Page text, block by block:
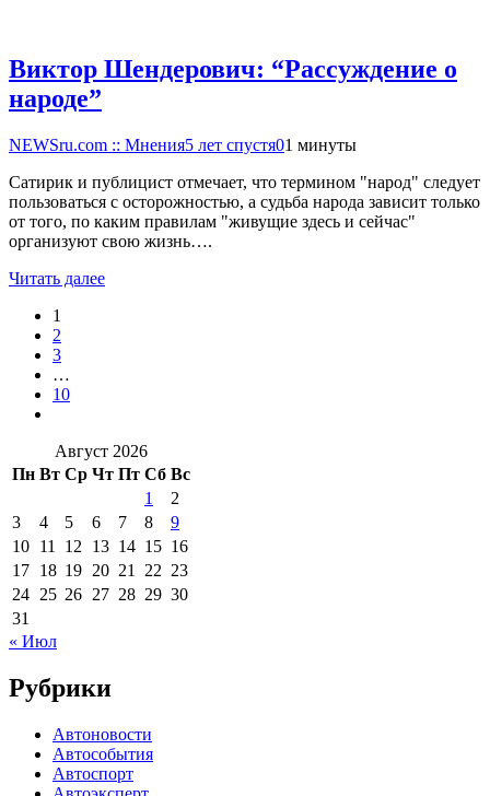
Виктор Шендерович: “Рассуждение о
народе”
NEWSru.com :: Мнения5 лет спустя01 минуты
Сатирик и публицист отмечает, что термином "народ" следует
пользоваться с осторожностью, а судьба народа зависит только
от того, по каким правилам "живущие здесь и сейчас"
организуют свою жизнь….
Читать далее
1
2
3
…
10
Август 2026
Пн Вт Ср Чт Пт Сб Вс
1
2
3
4 5 6 7 8
9
10 11 12 13 14 15 16
17 18 19 20 21 22 23
24 25 26 27 28 29 30
31
« Июл
Рубрики
Автоновости
Автособытия
Автоспорт